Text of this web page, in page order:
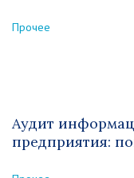
Прочее
Аудит
предприятия: